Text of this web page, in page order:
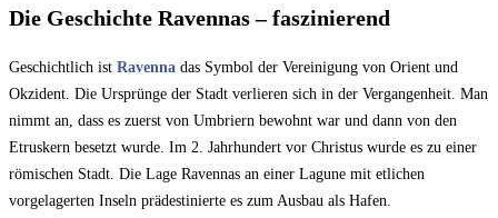
Die Geschichte Ravennas – faszinierend
Geschichtlich ist Ravenna das Symbol der Vereinigung von Orient und
Okzident. Die Ursprünge der Stadt verlieren sich in der Vergangenheit. Man
nimmt an, dass es zuerst von Umbriern bewohnt war und dann von den
Etruskern besetzt wurde. Im 2. Jahrhundert vor Christus wurde es zu einer
römischen Stadt. Die Lage Ravennas an einer Lagune mit etlichen
vorgelagerten Inseln prädestinierte es zum Ausbau als Hafen.